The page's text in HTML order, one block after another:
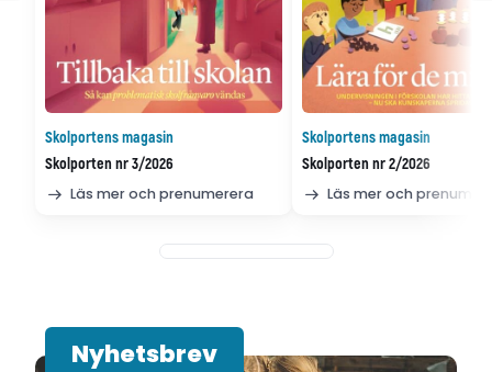
Skolportens magasin
Skolporten nr 3/2026
Läs mer och prenumerera
Skolportens magasin
Skolporten nr 2/2026
Läs mer och
Nyhetsbrev